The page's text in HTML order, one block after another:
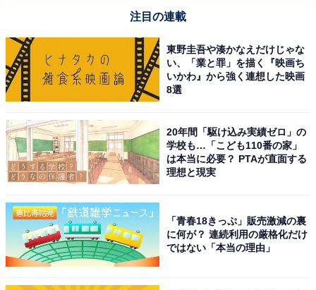
注目の連載
東野圭吾や湊かなえだけじゃな
い、「業と罪」を描く『映画ち
いかわ』から強く連想した映画
8選
20年間「駆け込み実績ゼロ」の
学校も…「こども110番の家」
は本当に必要？ PTAが直面する
理想と現実
「青春18きっぷ」販売激減の裏
に何が？ 連続利用の厳格化だけ
ではない「本当の理由」